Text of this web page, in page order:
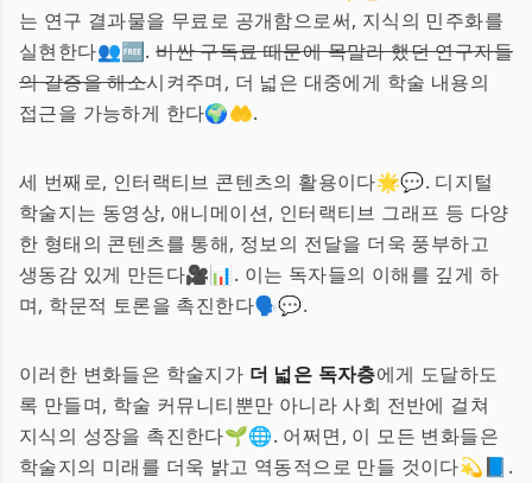
는 연구 결과물을 무료로 공개함으로써, 지식의 민주화를
실현한다👥🆓.비싼 구독료 때문에 목말라 했던 연구자들
의 갈증을 해소시켜주며, 더 넓은 대중에게 학술 내용의
접근을 가능하게 한다🌍🤲.
세 번째로, 인터랙티브 콘텐츠의 활용이다🌟💬. 디지털
학술지는 동영상, 애니메이션, 인터랙티브 그래프 등 다양
한 형태의 콘텐츠를 통해, 정보의 전달을 더욱 풍부하고
생동감 있게 만든다🎥📊. 이는 독자들의 이해를 깊게 하
며, 학문적 토론을 촉진한다🗣️💬.
이러한 변화들은 학술지가 더 넓은 독자층에게 도달하도
록 만들며, 학술 커뮤니티뿐만 아니라 사회 전반에 걸쳐
지식의 성장을 촉진한다🌱🌐. 어쩌면, 이 모든 변화들은
학술지의 미래를 더욱 밝고 역동적으로 만들 것이다💫📘.